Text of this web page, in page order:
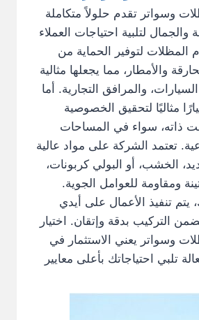
وسواتر تقدم حلولاً متكاملة
لتلبية احتياجات العملاء
المظلات لتوفير الحماية من
والأمطار، مما يجعلها مثالية
والمرافق التجارية. أما
مثاليًا لتحقيق الخصوصية
ذاته، سواء في المساحات
تعتمد الشركة على مواد عالية
الخشب، أو البولي كربونات،
ومقاومة للعوامل الجوية.
يتم تنفيذ الأعمال على أيدي
التركيب بدقة وإتقان. اختيار
وسواتر يعني الاستثمار في
تلبي احتياجاتك بأعلى معايير